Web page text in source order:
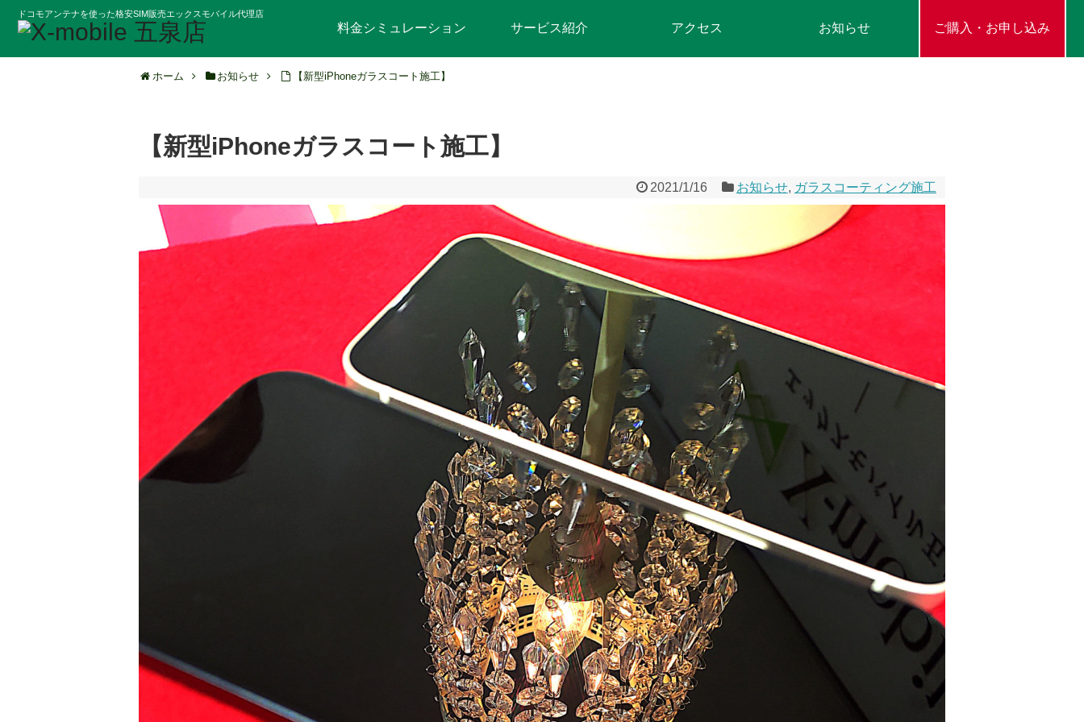
ドコモアンテナを使った格安SIM販売エックスモバイル代理店
料金シミュレーション サービス紹介 アクセス お知らせ ご購入・お申し込み
ホーム お知らせ 【新型iPhoneガラスコート施工】
【新型iPhoneガラスコート施工】
2021/1/16 お知らせ, ガラスコーティング施工